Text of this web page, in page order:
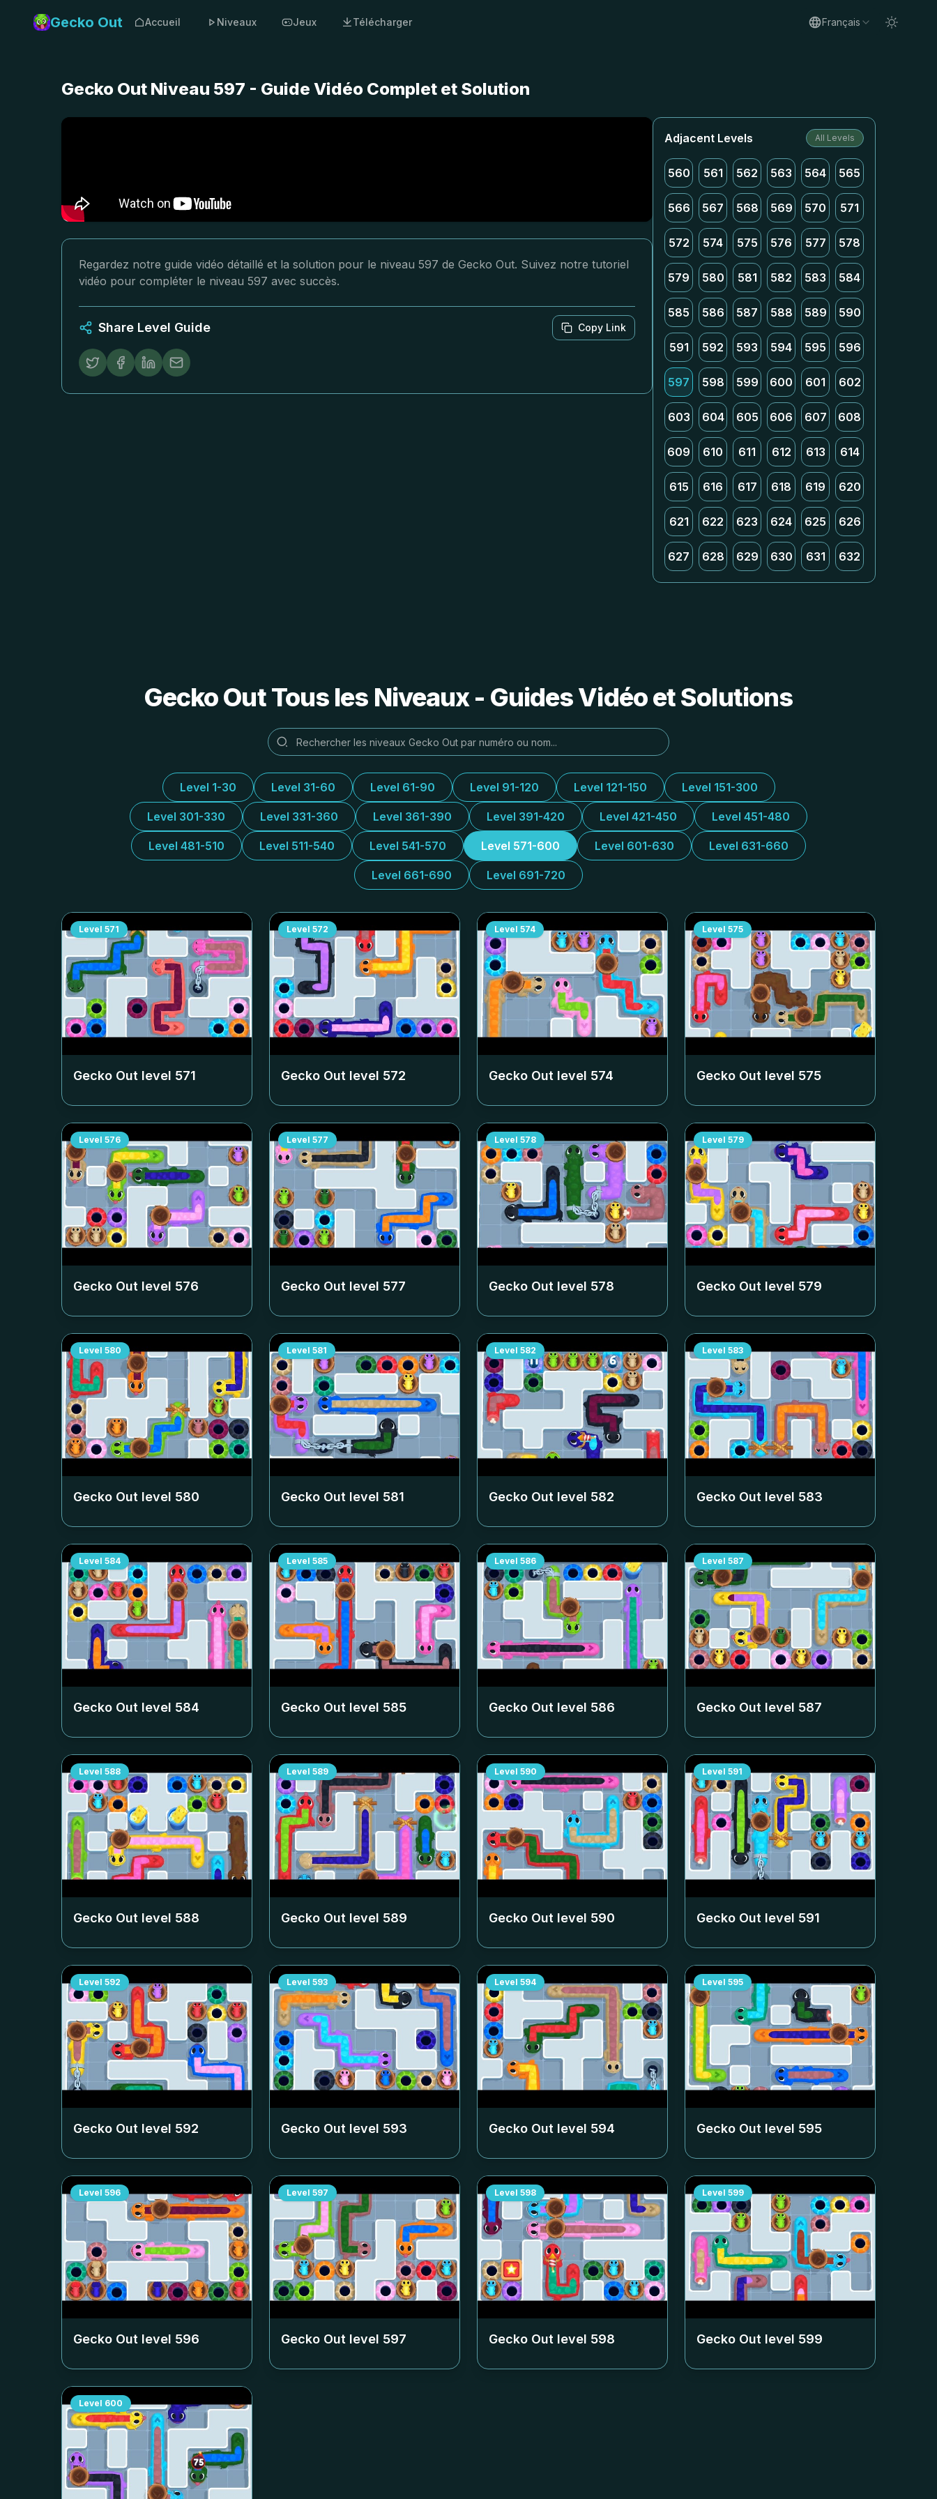
Gecko Out Accueil Niveaux Jeux Télécharger Français
Gecko Out Niveau 597 - Guide Vidéo Complet et Solution
Regardez notre guide vidéo détaillé et la solution pour le niveau 597 de Gecko Out. Suivez notre tutoriel
vidéo pour compléter le niveau 597 avec succès.
Share Level Guide Copy Link
Adjacent Levels All Levels
560 561 562 563 564 565
566 567 568 569 570 571
572 574 575 576 577 578
579 580 581 582 583 584
585 586 587 588 589 590
591 592 593 594 595 596
597 598 599 600 601 602
603 604 605 606 607 608
609 610 611 612 613 614
615 616 617 618 619 620
621 622 623 624 625 626
627 628 629 630 631 632
Gecko Out Tous les Niveaux - Guides Vidéo et Solutions
Level 1-30 Level 31-60 Level 61-90 Level 91-120 Level 121-150 Level 151-300
Level 301-330 Level 331-360 Level 361-390 Level 391-420 Level 421-450 Level 451-480
Level 481-510 Level 511-540 Level 541-570 Level 571-600 Level 601-630 Level 631-660
Level 661-690 Level 691-720
Level 571
Gecko Out level 571
Level 572
Gecko Out level 572
Level 574
Gecko Out level 574
Level 575
Gecko Out level 575
Level 576
Gecko Out level 576
Level 577
Gecko Out level 577
Level 578
Gecko Out level 578
Level 579
Gecko Out level 579
Level 580
Gecko Out level 580
Level 581
Gecko Out level 581
Level 582
Gecko Out level 582
Level 583
Gecko Out level 583
Level 584
Gecko Out level 584
Level 585
Gecko Out level 585
Level 586
Gecko Out level 586
Level 587
Gecko Out level 587
Level 588
Gecko Out level 588
Level 589
Gecko Out level 589
Level 590
Gecko Out level 590
Level 591
Gecko Out level 591
Level 592
Gecko Out level 592
Level 593
Gecko Out level 593
Level 594
Gecko Out level 594
Level 595
Gecko Out level 595
Level 596
Gecko Out level 596
Level 597
Gecko Out level 597
Level 598
Gecko Out level 598
Level 599
Gecko Out level 599
Level 600